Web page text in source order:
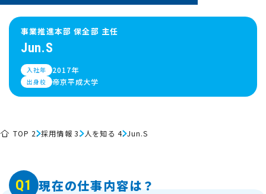
事業推進本部 保全部 主任
Jun.S
入社年 2017年
出身校 帝京平成大学
TOP 採用情報 人を知る Jun.S
Q1 現在の仕事内容は？